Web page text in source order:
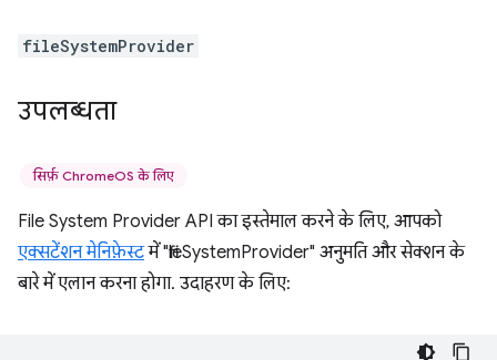
fileSystemProvider
उपलब्धता
सिर्फ़ ChromeOS के लिए
File System Provider API का इस्तेमाल करने के लिए, आपको
एक्सटेंशन मेनिफ़ेस्टमें "fileSystemProvider" अनुमति और सेक्शन के
बारे में एलान करना होगा. उदाहरण के लिए: